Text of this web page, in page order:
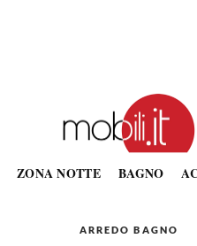
ZONA NOTTE BAGNO
ARREDO BAGNO